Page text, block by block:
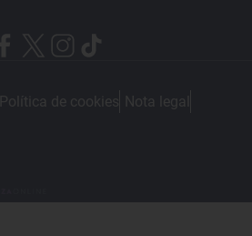
Política de cookies Nota legal